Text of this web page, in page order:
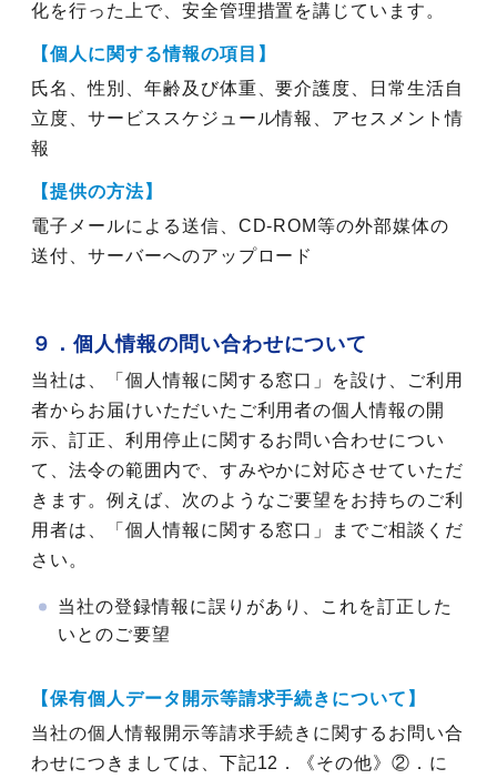
化を行った上で、安全管理措置を講じています。
【個人に関する情報の項目】
氏名、性別、年齢及び体重、要介護度、日常生活自
立度、サービススケジュール情報、アセスメント情
報
【提供の方法】
電子メールによる送信、CD-ROM等の外部媒体の
送付、サーバーへのアップロード
９．個人情報の問い合わせについて
当社は、「個人情報に関する窓口」を設け、ご利用
者からお届けいただいたご利用者の個人情報の開
示、訂正、利用停止に関するお問い合わせについ
て、法令の範囲内で、すみやかに対応させていただ
きます。例えば、次のようなご要望をお持ちのご利
用者は、「個人情報に関する窓口」までご相談くだ
さい。
当社の登録情報に誤りがあり、これを訂正した
いとのご要望
【保有個人データ開示等請求手続きについて】
当社の個人情報開示等請求手続きに関するお問い合
わせにつきましては、下記12．《その他》②．に